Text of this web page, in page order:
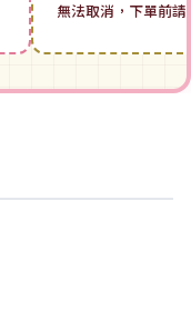
無法取消，下單前